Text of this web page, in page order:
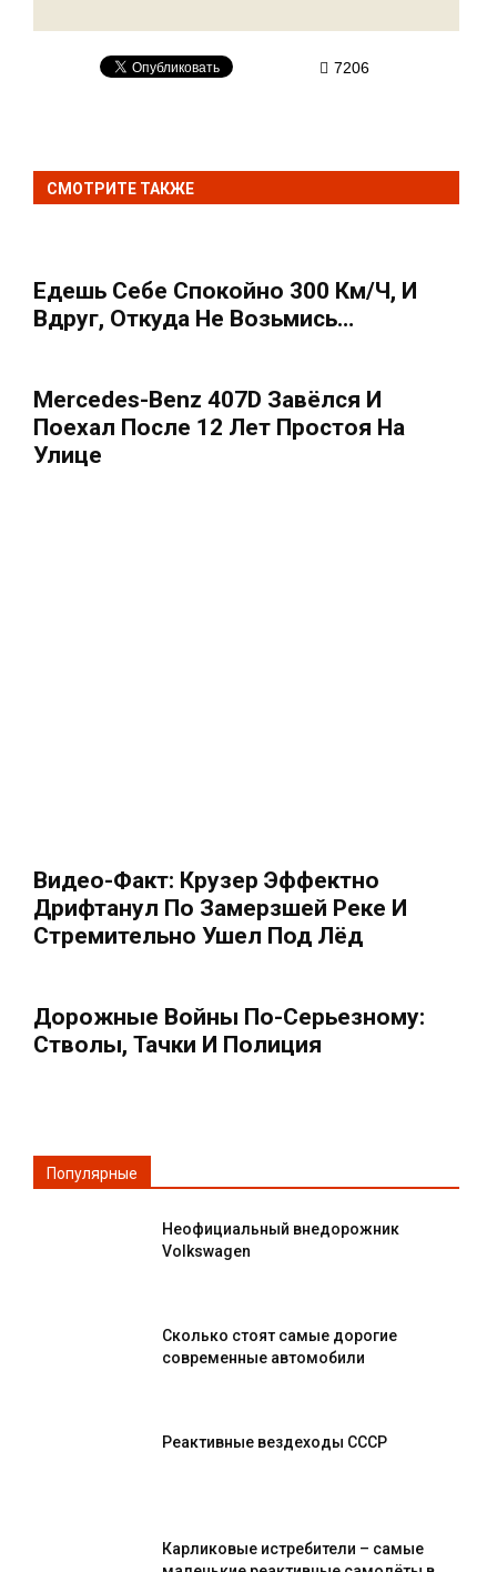
7206
СМОТРИТЕ ТАКЖЕ
Едешь Себе Спокойно 300 Км/ч, И
Вдруг, Откуда Не Возьмись…
Mercedes-Benz 407D Завёлcя И
Поехал После 12 Лет Простоя На
Улице
Видео-Факт: Крузер Эффектно
Дрифтанул По Замерзшей Реке И
Стремительно Ушел Под Лёд
Дорожные Войны По-Серьезному:
Стволы, Тачки И Полиция
Популярные
Неофициальный внедорожник
Volkswagen
Сколько стоят самые дорогие
современные автомобили
Реактивные вездеходы СССР
Карликовые истребители – самые